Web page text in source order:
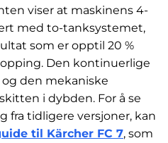
viser at maskinens 4-
med to-tanksystemet,
som er opptil 20 %
Den kontinuerlige
den mekaniske
i dybden. For å se
fra tidligere versjoner, kan
til Kärcher FC 7, som